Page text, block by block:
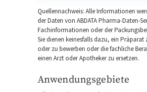
Quellennachweis: Alle Informationen
der Daten von ABDATA Pharma-Daten-
Fachinformationen oder der
Sie dienen keinesfalls dazu, ein Präparat
oder zu bewerben oder die fachliche
einen Arzt oder Apotheker zu ersetzen.
Anwendungsgebiete